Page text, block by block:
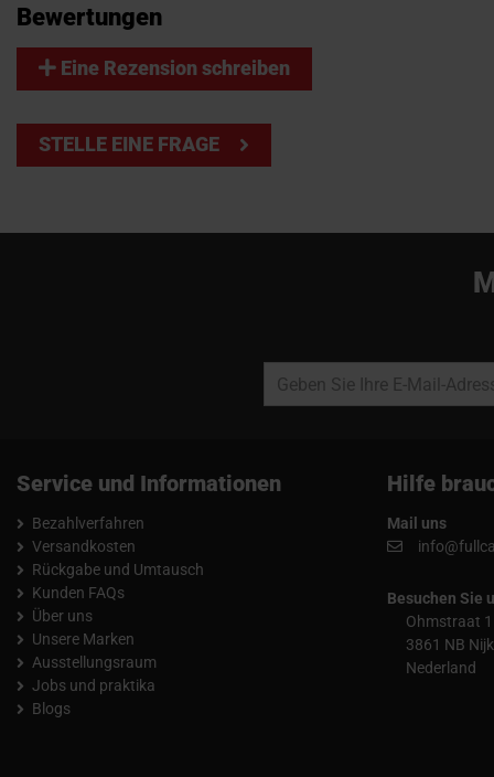
Bewertungen
Eine Rezension schreiben
STELLE EINE FRAGE
Hilfe
Mail uns
Besuchen Sie
Ohmstraat
3861 NB
Nederland
Service und Informationen
Bezahlverfahren
Versandkosten
Rückgabe und Umtausch
Kunden FAQs
Über uns
Unsere Marken
Ausstellungsraum
Jobs und praktika
Blogs